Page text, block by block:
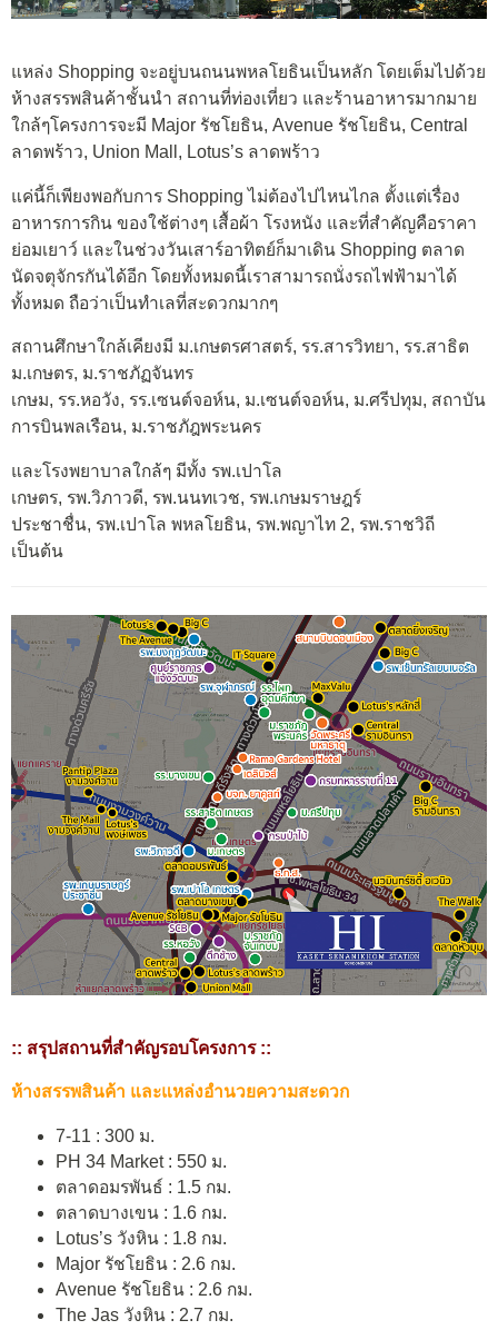
แหล่ง Shopping จะอยู่บนถนนพหลโยธินเป็นหลัก โดยเต็มไปด้วย
ห้างสรรพสินค้าชั้นนำ สถานที่ท่องเที่ยว และร้านอาหารมากมาย
ใกล้ๆโครงการจะมี Major รัชโยธิน, Avenue รัชโยธิน, Central
ลาดพร้าว, Union Mall, Lotus’s ลาดพร้าว
แค่นี้ก็เพียงพอกับการ Shopping ไม่ต้องไปไหนไกล ตั้งแต่เรื่อง
อาหารการกิน ของใช้ต่างๆ เสื้อผ้า โรงหนัง และที่สำคัญคือราคา
ย่อมเยาว์ และในช่วงวันเสาร์อาทิตย์ก็มาเดิน Shopping ตลาด
นัดจตุจักรกันได้อีก โดยทั้งหมดนี้เราสามารถนั่งรถไฟฟ้ามาได้
ทั้งหมด ถือว่าเป็นทำเลที่สะดวกมากๆ
สถานศึกษาใกล้เคียงมี ม.เกษตรศาสตร์, รร.สารวิทยา, รร.สาธิต
ม.เกษตร, ม.ราชภัฏจันทร
เกษม, รร.หอวัง, รร.เซนต์จอห์น, ม.เซนต์จอห์น, ม.ศรีปทุม, สถาบัน
การบินพลเรือน, ม.ราชภัฎพระนคร
และโรงพยาบาลใกล้ๆ มีทั้ง รพ.เปาโล
เกษตร, รพ.วิภาวดี, รพ.นนทเวช, รพ.เกษมราษฎร์
ประชาชื่น, รพ.เปาโล พหลโยธิน, รพ.พญาไท 2, รพ.ราชวิถี
เป็นต้น
:: สรุปสถานที่สำคัญรอบโครงการ ::
ห้างสรรพสินค้า และแหล่งอำนวยความสะดวก
7-11 : 300 ม.
PH 34 Market : 550 ม.
ตลาดอมรพันธ์ : 1.5 กม.
ตลาดบางเขน : 1.6 กม.
Lotus’s วังหิน : 1.8 กม.
Major รัชโยธิน : 2.6 กม.
Avenue รัชโยธิน : 2.6 กม.
The Jas วังหิน : 2.7 กม.